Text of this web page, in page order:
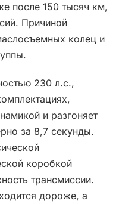
после 150 тысяч км,
Причиной
колец и
230 л.с.,
и разгоняет
за 8,7 секунды.
коробкой
трансмиссии.
дороже, а